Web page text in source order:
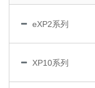
eXP2系列
XP10系列